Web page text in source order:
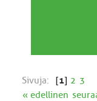
Sivuja: [1] 2 3
« edellinen